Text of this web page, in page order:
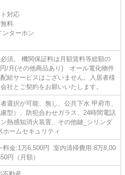
対応
料
ンターホン
須。 機関保証料は月額賃料等総額の
円/月(その他商品あり) オール電化物件
給サービスはございません。入居者様
社とご契約をお願いいたします。
選択が可能、無し、公共下水 甲府市、
型）、防犯合わせガラス、24時間電話
熱感知消火装置、その他鍵_シリンダ
ホームセキュリティ
料金:1万6,500円 室内清掃費用:8万8,00
円（月額）